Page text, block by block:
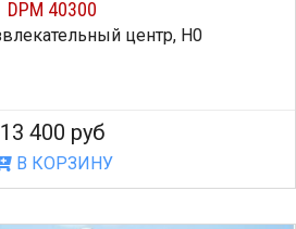
DPM 40300
центр, H0
13 400 руб
В КОРЗИНУ